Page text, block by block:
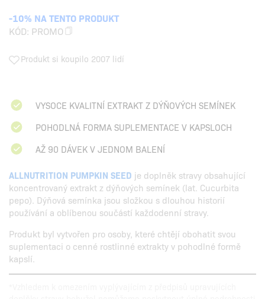
-10% NA TENTO PRODUKT
KÓD: PROMO
Produkt si koupilo 2007 lidí
VYSOCE KVALITNÍ EXTRAKT Z DÝŇOVÝCH SEMÍNEK
POHODLNÁ FORMA SUPLEMENTACE V KAPSLOCH
AŽ 90 DÁVEK V JEDNOM BALENÍ
ALLNUTRITION PUMPKIN SEED je doplněk stravy obsahující
koncentrovaný extrakt z dýňových semínek (lat. Cucurbita
pepo). Dýňová semínka jsou složkou s dlouhou historií
používání a oblíbenou součástí každodenní stravy.
Produkt byl vytvořen pro osoby, které chtějí obohatit svou
suplementaci o cenné rostlinné extrakty v pohodlné formě
kapslí.